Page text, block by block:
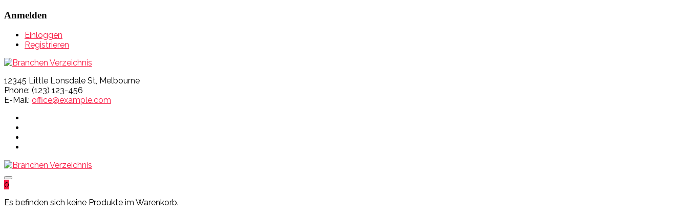
Anmelden
Einloggen
Registrieren
12345 Little Lonsdale St, Melbourne
Phone: (123) 123-456
E-Mail: office@example.com
0
Es befinden sich keine Produkte im Warenkorb.